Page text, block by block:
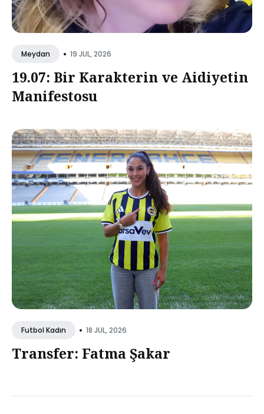
Meydan • 19 JUL, 2026
19.07: Bir Karakterin ve Aidiyetin
Manifestosu
Futbol Kadın • 18 JUL, 2026
Transfer: Fatma Şakar